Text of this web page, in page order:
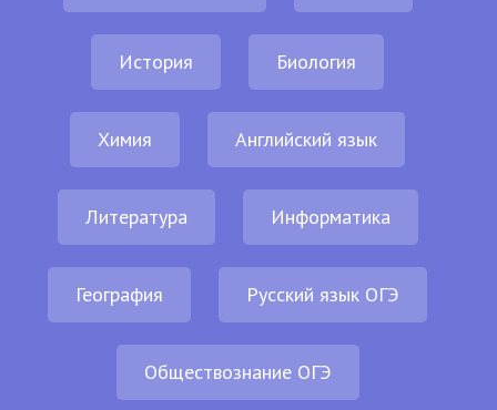
История Биология
Химия Английский язык
Литература Информатика
География Русский язык ОГЭ
Обществознание ОГЭ